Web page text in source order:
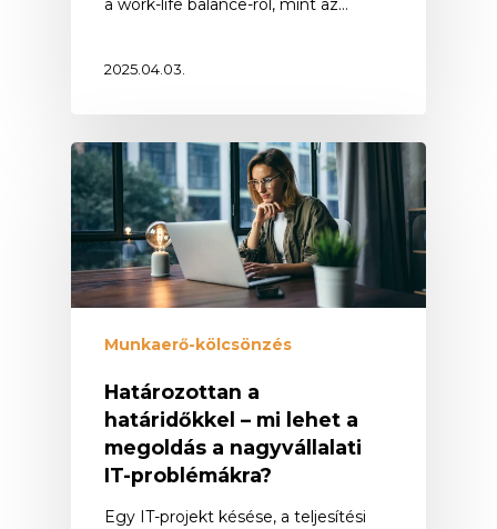
a work-life balance-ról, mint az…
2025.04.03.
Munkaerő-kölcsönzés
Határozottan a
határidőkkel – mi lehet a
megoldás a nagyvállalati
IT-problémákra?
Egy IT-projekt késése, a teljesítési